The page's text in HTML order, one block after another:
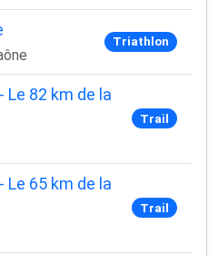
Triathlon
Le 82 km de la
Trail
Le 65 km de la
Trail